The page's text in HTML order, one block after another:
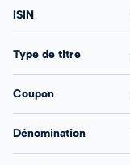
ISIN
Type de titre
Coupon
Dénomination